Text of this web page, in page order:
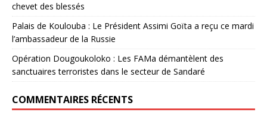
chevet des blessés
Palais de Koulouba : Le Président Assimi Goïta a reçu ce mardi
l’ambassadeur de la Russie
Opération Dougoukoloko : Les FAMa démantèlent des
sanctuaires terroristes dans le secteur de Sandaré
COMMENTAIRES RÉCENTS